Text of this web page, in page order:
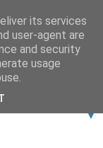
▼
its services
user-agent are
and security
usage